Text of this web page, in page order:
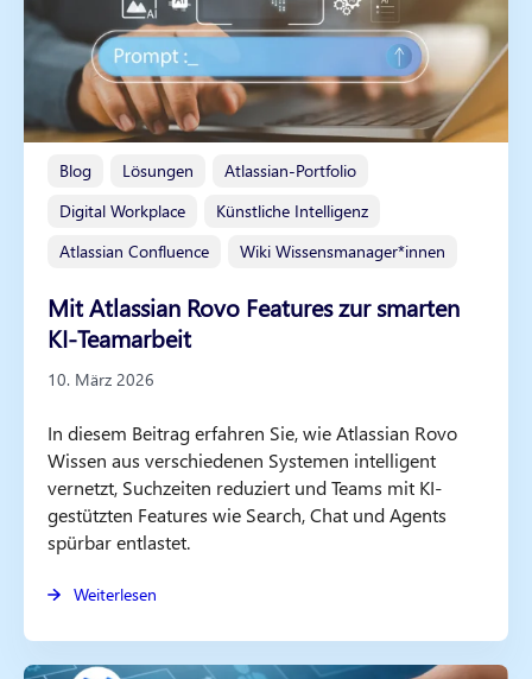
Blog Lösungen
Atlassian-Portfolio
Digital Workplace
Künstliche Intelligenz
Atlassian Confluence
Wiki Wissensmanager*innen
Mit Atlassian Rovo Features zur smarten
KI-Teamarbeit
10. März 2026
In diesem Beitrag erfahren Sie, wie Atlassian Rovo
Wissen aus verschiedenen Systemen intelligent
vernetzt, Suchzeiten reduziert und Teams mit KI-
gestützten Features wie Search, Chat und Agents
spürbar entlastet.
Weiterlesen